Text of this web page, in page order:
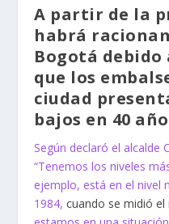
A partir de la
habrá
Bogotá debido
que los
ciudad
bajos en 40
Según declaró el alcalde
“Tenemos los niveles
ejemplo, está en el nivel
1984,cuando se midió el